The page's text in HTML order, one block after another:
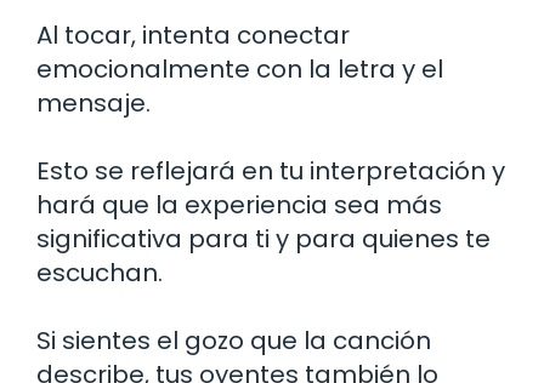
Al tocar, intenta conectar
emocionalmente con la letra y el
mensaje.
Esto se reflejará en tu interpretación y
hará que la experiencia sea más
significativa para ti y para quienes te
escuchan.
Si sientes el gozo que la canción
describe, tus oyentes también lo